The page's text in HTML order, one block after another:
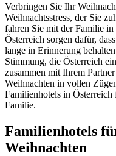
Verbringen Sie Ihr
Weihnachtsstress, der Sie
fahren Sie mit der Familie
Österreich sorgen dafür,
lange in Erinnerung
Stimmung, die Österreich
zusammen mit Ihrem
Weihnachten in vollen
Familienhotels in
Familie.
Familienhotels
Weihnachten